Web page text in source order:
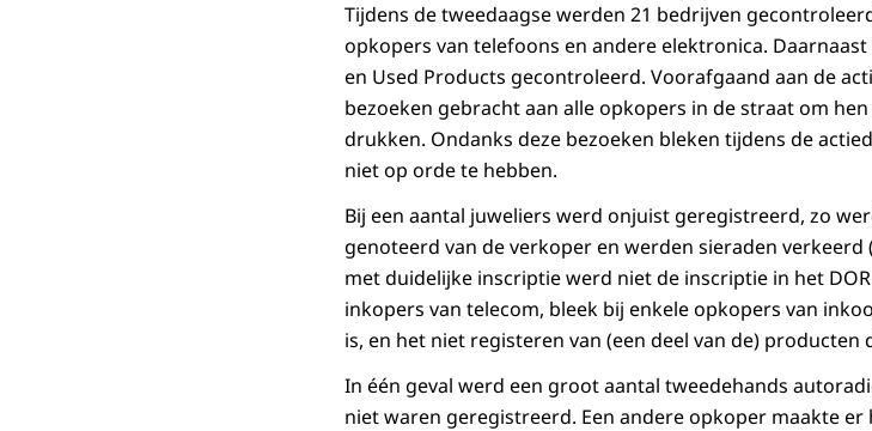
Tijdens de tweedaagse werden 21 bedrijven
opkopers van telefoons en andere elektronica.
en Used Products gecontroleerd. Voorafgaand aan de
bezoeken gebracht aan alle opkopers in de straat om
drukken. Ondanks deze bezoeken bleken tijdens de
niet op orde te hebben.
Bij een aantal juweliers werd onjuist geregistreerd, zo
genoteerd van de verkoper en werden sieraden
met duidelijke inscriptie werd niet de inscriptie in het
inkopers van telecom, bleek bij enkele opkopers van
is, en het niet registeren van (een deel van de) producten
In één geval werd een groot aantal tweedehands
niet waren geregistreerd. Een andere opkoper maakte